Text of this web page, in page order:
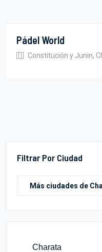
Filtrar Por Ciudad
Pádel World
Constitución y Junin,
Charata